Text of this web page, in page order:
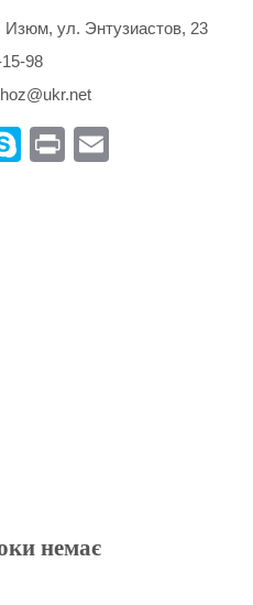
Изюм, ул. Энтузиастов, 23
98
S
Pr
немає